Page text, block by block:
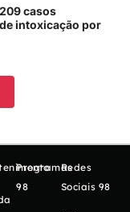
casos
intoxicação por
Programas
98
Redes
Sociais 98